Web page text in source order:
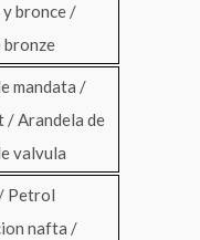
y bronce /
bronze
mandata /
/ Arandela de
valvula
Petrol
nafta /